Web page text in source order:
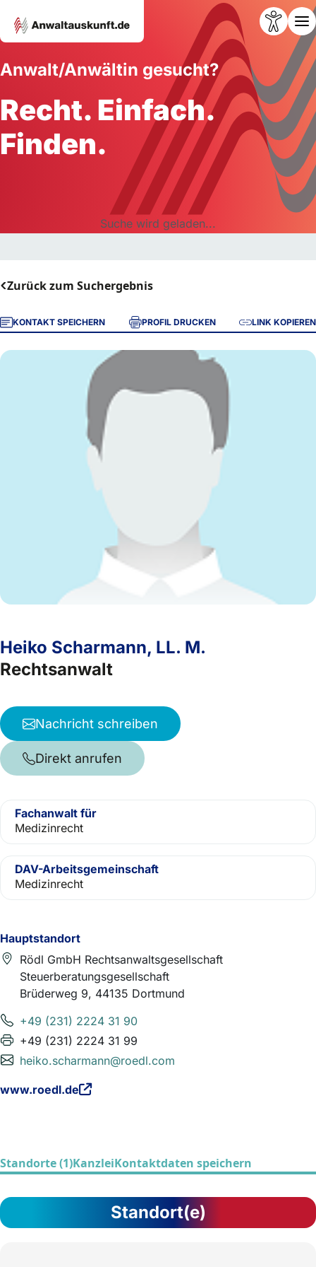
Anwalt/Anwältin gesucht?
Recht. Einfach.
Finden.
Suche wird geladen...
Zurück zum Suchergebnis
KONTAKT SPEICHERN PROFIL DRUCKEN LINK KOPIEREN
Hauptstandort
Rödl GmbH Rechtsanwaltsgesellschaft
Steuerberatungsgesellschaft
Brüderweg 9, 44135 Dortmund
+49 (231) 2224 31 90
+49 (231) 2224 31 99
heiko.scharmann@roedl.com
www.roedl.de
Heiko Scharmann, LL. M.
Rechtsanwalt
Nachricht schreiben
Direkt anrufen
Fachanwalt für
Medizinrecht
DAV-Arbeitsgemeinschaft
Medizinrecht
Standorte (1)KanzleiKontaktdaten speichern
Standort(e)